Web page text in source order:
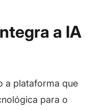
a IA
a plataforma que
para o